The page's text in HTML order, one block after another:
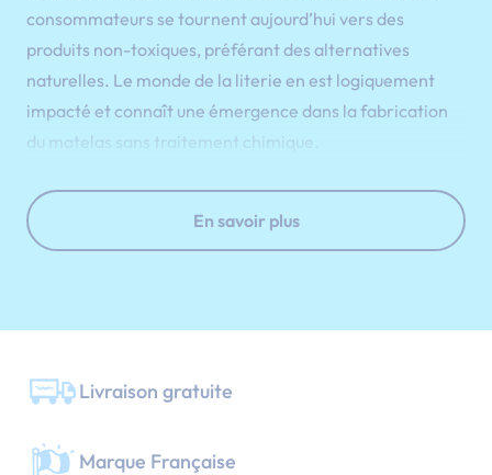
consommateurs se tournent aujourd’hui vers des
produits non-toxiques, préférant des alternatives
naturelles. Le monde de la literie en est logiquement
impacté et connaît une émergence dans la fabrication
du matelas sans traitement chimique.
soucieux de leur santé et de l’environnement, les
matelas sans traitement chimique ont le vent en poupe.
Les lits non toxiques, également appelés « lits verts » ou «
représentent aujourd’hui un nouveau marché. Chez
néfastes afin d’éviter les nuisances d’une exposition à
En savoir plus
Livraison gratuite
Marque Française